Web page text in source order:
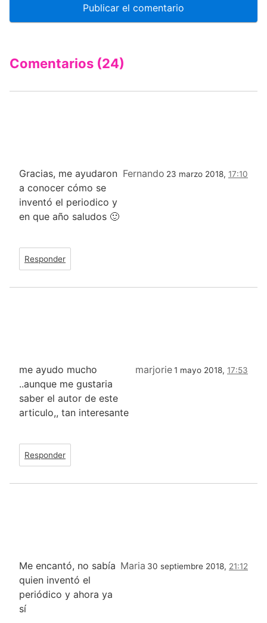
Comentarios (24)
Fernando 23 marzo 2018, 17:10
Gracias, me ayudaron
a conocer cómo se
inventó el periodico y
en que año saludos 🙂
Responder
marjorie1 mayo 2018, 17:53
me ayudo mucho
..aunque me gustaria
saber el autor de este
articulo,, tan interesante
Responder
Maria 30 septiembre 2018, 21:12
Me encantó, no sabía
quien inventó el
periódico y ahora ya
sí